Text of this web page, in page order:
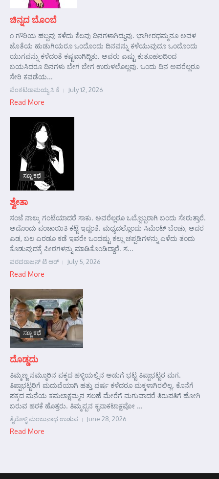
ಚಿನ್ನದ ಬೊಂಬೆ
೧ ಗೌರಿಯ ಹಬ್ಬವು ಕಳೆದು ಕೆಲವು ದಿನಗಳಾಗಿದ್ದುವು. ಭಾಗೀರಥಮ್ಮನೂ ಅವಳ
ಜೊತೆಯ ಹುಡುಗಿಯರೂ ಒಂದೊಂದು ದಿನವನ್ನು ಕಳೆಯುವುದೂ ಒಂದೊಂದು
ಯುಗವನ್ನು ಕಳೆದಂತೆ ಕಷ್ಟವಾಗಿದ್ದಿತು. ಅವರು ಎಷ್ಟು ಕುತೂಹಲದಿಂದ
ಬಯಸಿದರೂ ದಿನಗಳು ಬೇಗ ಬೇಗ ಉರುಳಲೊಲ್ಲವು. ಒಂದು ದಿನ ಅವರೆಲ್ಲರೂ
ಸೇರಿ ಕವಡೆಯ...
ವೆಂಕಟರಾಮಯ್ಯ ಸಿ ಕೆ July 12, 2026
Read More
ಸಣ್ಣ ಕಥೆ
ಶ್ವೇತಾ
ಸಂಜೆ ನಾಲ್ಕು ಗಂಟೆಯಾದರೆ ಸಾಕು. ಅವರೆಲ್ಲರೂ ಒಬ್ಬೊಬ್ಬರಾಗಿ ಬಂದು ಸೇರುತ್ತಾರೆ.
ಅದೊಂದು ಪಂಚಾಯಿತಿ ಕಟ್ಟೆ ಇದ್ದಂತೆ. ಮಧ್ಯದಲ್ಲೊಂದು ಸಿಮೆಂಟ್ ಬೆಂಚು, ಅದರ
ಎಡ, ಬಲ ಎರಡೂ ಕಡೆ ಇವರೇ ಒಂದಷ್ಟು ಕಲ್ಲು ಚಪ್ಪಡಿಗಳನ್ನು ಎಳೆದು ತಂದು
ಕೊಡುವುದಕ್ಕೆ ಪೀಠಗಳನ್ನು ಮಾಡಿಕೊಂಡಿದ್ದಾರೆ. ಸ...
ವರದರಾಜನ್ ಟಿ ಆರ್ July 5, 2026
Read More
ಸಣ್ಣ ಕಥೆ
ದೊಡ್ಡದು
ತಿಮ್ಮಣ್ಣ ನಮ್ಮೂರಿನ ಪಕ್ಕದ ಹಳ್ಳಿಯಲ್ಲಿನ ಅಡುಗೆ ಭಟ್ಟ ತಿಪ್ಪಾಭಟ್ಟರ ಮಗ.
ತಿಪ್ಪಾಭಟ್ಟರಿಗೆ ಮದುವೆಯಾಗಿ ಹತ್ತು ವರ್ಷ ಕಳೆದರೂ ಮಕ್ಕಳಾಗಿರಲಿಲ್ಲ. ಕೊನೆಗೆ
ಪಕ್ಕದ ಮನೆಯ ಕಮಲಾಕ್ಷಮ್ಮನ ಸಲಹೆ ಮೇರೆಗೆ ಮಗುವಾದರೆ ತಿರುಪತಿಗೆ ಹೋಗಿ
ಬರುವ ಹರಕೆ ಹೊತ್ತರು. ತಿಮ್ಮಪ್ಪನ ಕೃಪಾಕಟಾಕ್ಷವೋ ...
ತೈರೊಳ್ಳಿ ಮಂಜುನಾಥ ಉಡುಪ June 28, 2026
Read More